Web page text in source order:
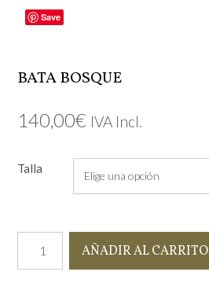
Save
BATA BOSQUE
140,00€ IVA Incl.
Talla
Bosque
cantidad
AÑADIR AL CARRITO